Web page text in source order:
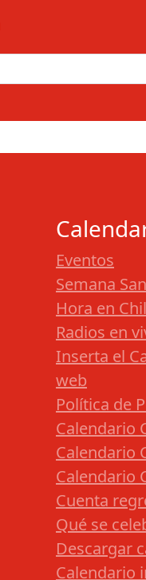
Eventos
Semana
Hora en
Radios en
Inserta el
web
Política de
Calendario
Calendario
Calendario
Cuenta
Qué se
Descargar
Calendario